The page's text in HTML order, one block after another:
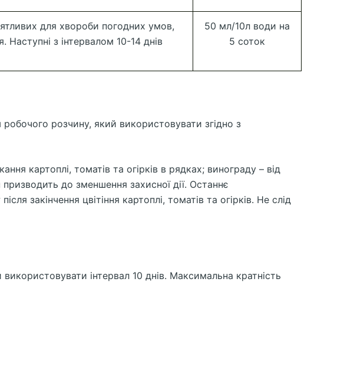
для хвороби погодних умов,
з інтервалом 10-14 днів
50 мл/10л води на
5 соток
розчину, який використовувати згідно з
картоплі, томатів та огірків в рядках; винограду – від
призводить до зменшення захисної дії. Останнє
закінчення цвітіння картоплі, томатів та огірків. Не слід
інтервал 10 днів. Максимальна кратність